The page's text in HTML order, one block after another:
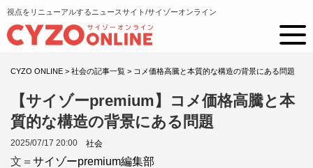
視点をリニューアルするニュースサイト/サイゾーオンライン
CYZO ONLINE > 社会の記事一覧 > コメ価格高騰と本質的な構造の背景にある問題
【サイゾーpremium】コメ価格高騰と本
質的な構造の背景にある問題
2025/07/17 20:00 社会
文＝ サイゾーpremium編集部